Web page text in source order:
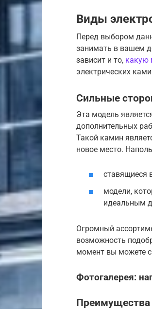
Виды
Перед выбором
занимать в вашем
зависит и то, какую
электрических
Сильные
Эта модель
дополнительных
Такой камин
новое место.
ставящиеся
модели,
идеальным
Огромный
возможность
момент вы можете
Фотогалерея:
Преимущества